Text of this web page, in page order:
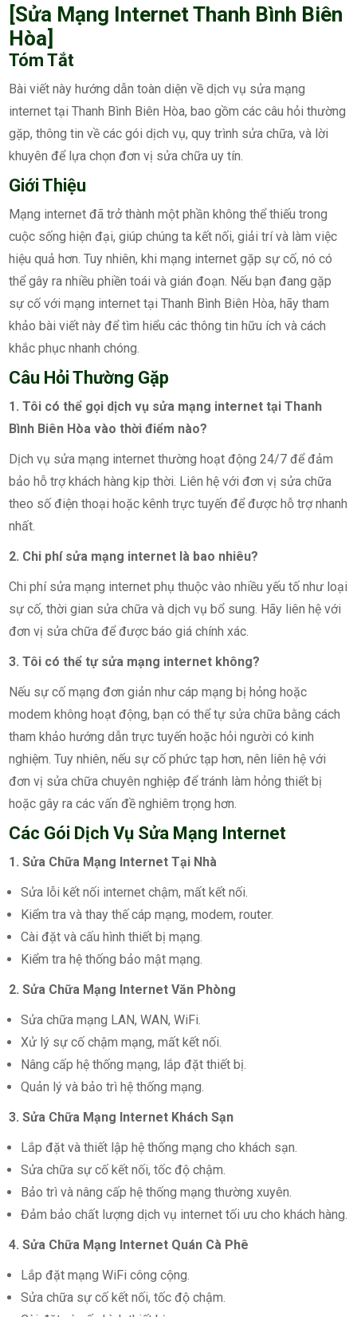
[Sửa Mạng Internet Thanh Bình Biên
Hòa]
Tóm Tắt
Bài viết này hướng dẫn toàn diện về dịch vụ sửa mạng
internet tại Thanh Bình Biên Hòa, bao gồm các câu hỏi thường
gặp, thông tin về các gói dịch vụ, quy trình sửa chữa, và lời
khuyên để lựa chọn đơn vị sửa chữa uy tín.
Giới Thiệu
Mạng internet đã trở thành một phần không thể thiếu trong
cuộc sống hiện đại, giúp chúng ta kết nối, giải trí và làm việc
hiệu quả hơn. Tuy nhiên, khi mạng internet gặp sự cố, nó có
thể gây ra nhiều phiền toái và gián đoạn. Nếu bạn đang gặp
sự cố với mạng internet tại Thanh Bình Biên Hòa, hãy tham
khảo bài viết này để tìm hiểu các thông tin hữu ích và cách
khắc phục nhanh chóng.
Câu Hỏi Thường Gặp
1. Tôi có thể gọi dịch vụ sửa mạng internet tại Thanh
Bình Biên Hòa vào thời điểm nào?
Dịch vụ sửa mạng internet thường hoạt động 24/7 để đảm
bảo hỗ trợ khách hàng kịp thời. Liên hệ với đơn vị sửa chữa
theo số điện thoại hoặc kênh trực tuyến để được hỗ trợ nhanh
nhất.
2. Chi phí sửa mạng internet là bao nhiêu?
Chi phí sửa mạng internet phụ thuộc vào nhiều yếu tố như loại
sự cố, thời gian sửa chữa và dịch vụ bổ sung. Hãy liên hệ với
đơn vị sửa chữa để được báo giá chính xác.
3. Tôi có thể tự sửa mạng internet không?
Nếu sự cố mạng đơn giản như cáp mạng bị hỏng hoặc
modem không hoạt động, bạn có thể tự sửa chữa bằng cách
tham khảo hướng dẫn trực tuyến hoặc hỏi người có kinh
nghiệm. Tuy nhiên, nếu sự cố phức tạp hơn, nên liên hệ với
đơn vị sửa chữa chuyên nghiệp để tránh làm hỏng thiết bị
hoặc gây ra các vấn đề nghiêm trọng hơn.
Các Gói Dịch Vụ Sửa Mạng Internet
1. Sửa Chữa Mạng Internet Tại Nhà
Sửa lỗi kết nối internet chậm, mất kết nối.
Kiểm tra và thay thế cáp mạng, modem, router.
Cài đặt và cấu hình thiết bị mạng.
Kiểm tra hệ thống bảo mật mạng.
2. Sửa Chữa Mạng Internet Văn Phòng
Sửa chữa mạng LAN, WAN, WiFi.
Xử lý sự cố chậm mạng, mất kết nối.
Nâng cấp hệ thống mạng, lắp đặt thiết bị.
Quản lý và bảo trì hệ thống mạng.
3. Sửa Chữa Mạng Internet Khách Sạn
Lắp đặt và thiết lập hệ thống mạng cho khách sạn.
Sửa chữa sự cố kết nối, tốc độ chậm.
Bảo trì và nâng cấp hệ thống mạng thường xuyên.
Đảm bảo chất lượng dịch vụ internet tối ưu cho khách hàng.
4. Sửa Chữa Mạng Internet Quán Cà Phê
Lắp đặt mạng WiFi công cộng.
Sửa chữa sự cố kết nối, tốc độ chậm.